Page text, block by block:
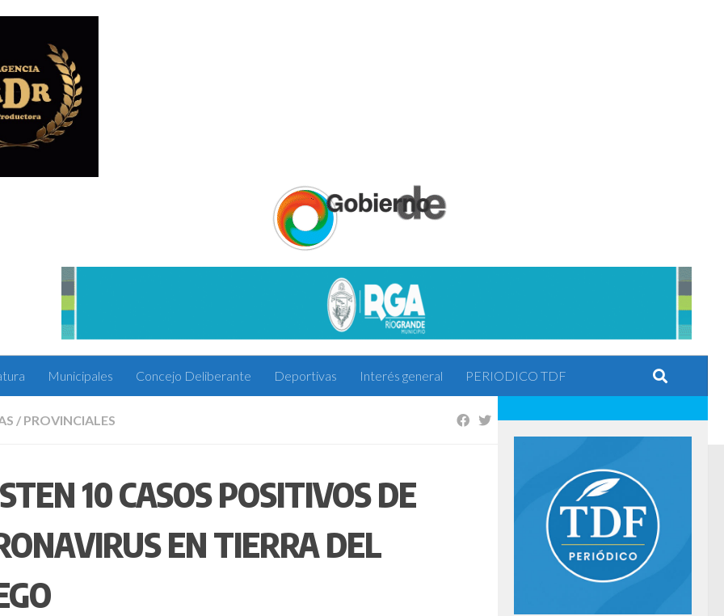
Municipales Concejo Deliberante Deportivas Interés general PERIODICO TDF
/ PROVINCIALES
10 CASOS POSITIVOS DE
EN TIERRA DEL